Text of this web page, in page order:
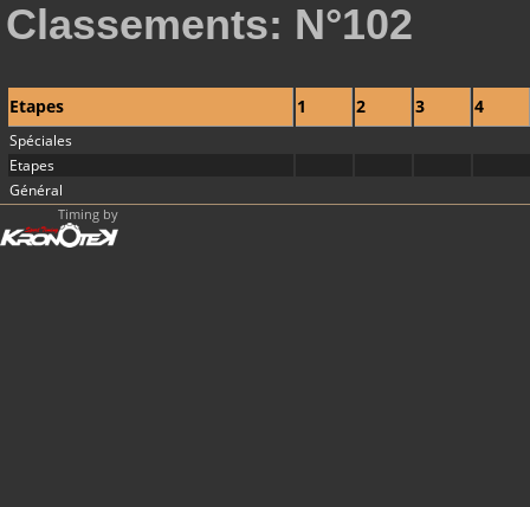
Classements: N°102
Etapes 1 2 3 4
Spéciales
Etapes
Général
Timing by